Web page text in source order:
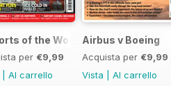
of the World 2026
per €9,99
Al carrello
Airbus v Boeing
Acquista per €9,99
Vista
Al carrello